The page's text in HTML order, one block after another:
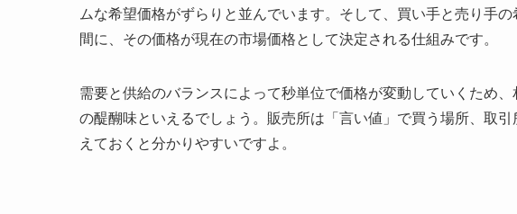
ムな希望価格がずらりと並んでいます。そして、買い手と売り手
間に、その価格が現在の市場価格として決定される仕組みです。
需要と供給のバランスによって秒単位で価格が変動していくため
の醍醐味といえるでしょう。販売所は「言い値」で買う場所、取
えておくと分かりやすいですよ。